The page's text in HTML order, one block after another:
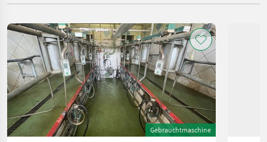
Gebrauchtmaschine